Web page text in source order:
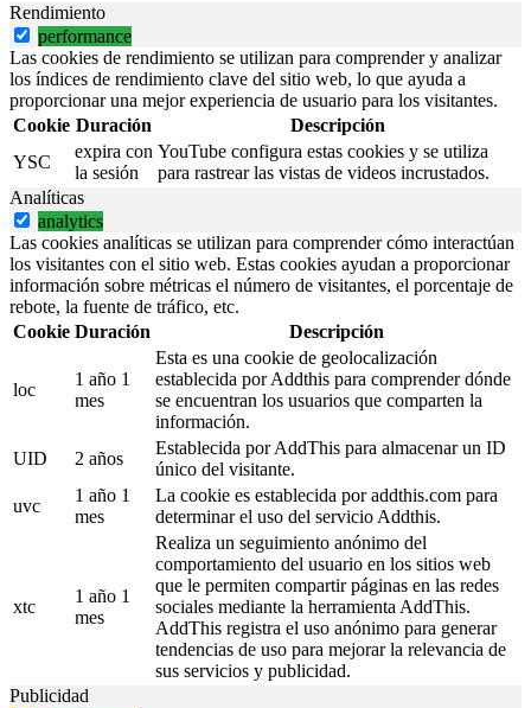
Rendimiento
performance
Las cookies de rendimiento se utilizan para comprender y analizar
los índices de rendimiento clave del sitio web, lo que ayuda a
proporcionar una mejor experiencia de usuario para los visitantes.
Cookie Duración
Descripción
YSC
expira con
la sesión
YouTube configura estas cookies y se utiliza
para rastrear las vistas de videos incrustados.
Analíticas
analytics
Las cookies analíticas se utilizan para comprender cómo interactúan
los visitantes con el sitio web. Estas cookies ayudan a proporcionar
información sobre métricas el número de visitantes, el porcentaje de
rebote, la fuente de tráfico, etc.
Cookie Duración Descripción
loc
1 año 1
mes
Esta es una cookie de geolocalización
establecida por Addthis para comprender dónde
se encuentran los usuarios que comparten la
información.
UID
2 años
Establecida por AddThis para almacenar un ID
único del visitante.
uvc
1 año 1
mes
La cookie es establecida por addthis.com para
determinar el uso del servicio Addthis.
xtc
1 año 1
mes
Realiza un seguimiento anónimo del
comportamiento del usuario en los sitios web
que le permiten compartir páginas en las redes
sociales mediante la herramienta AddThis.
AddThis registra el uso anónimo para generar
tendencias de uso para mejorar la relevancia de
sus servicios y publicidad.
Publicidad